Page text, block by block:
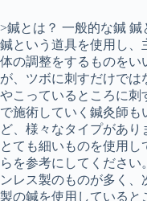
>鍼とは？ 一般的な鍼
鍼という道具を使用し、
体の調整をするものをい
が、ツボに刺すだけでは
やこっているところに刺
で施術していく鍼灸師も
ど、様々なタイプがあ
とても細いものを使用
らを参考にしてくださ
ンレス製のものが多く
製の鍼を使用していると